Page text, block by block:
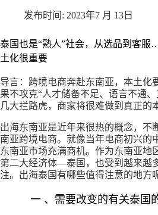
2023年7 月 13日
泰国也是“熟人”社会，从选品到客
土化很重要
导言：跨境电商奔赴东南亚，本土化
果不攻克“人才储备不足、语言不通
几大拦路虎，商家将很难做到真正的
出海东南亚是近年来很热的概念，不
南亚跨境电商。就像当年电商初兴的
东南亚市场充满商机。作为东南亚地
第二大经济体—泰国，也受到越来越
注。出海泰国有哪些值得注意的地方
一 、需要改变的有关泰国